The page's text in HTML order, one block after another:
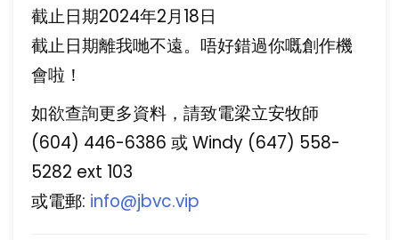
截止日期2024年2月18日
截止日期離我哋不遠。唔好錯過你嘅創作機
會啦！
如欲查詢更多資料，請致電梁立安牧師
(604) 446-6386 或 Windy (647) 558-
5282 ext 103
或電郵: info@jbvc.vip